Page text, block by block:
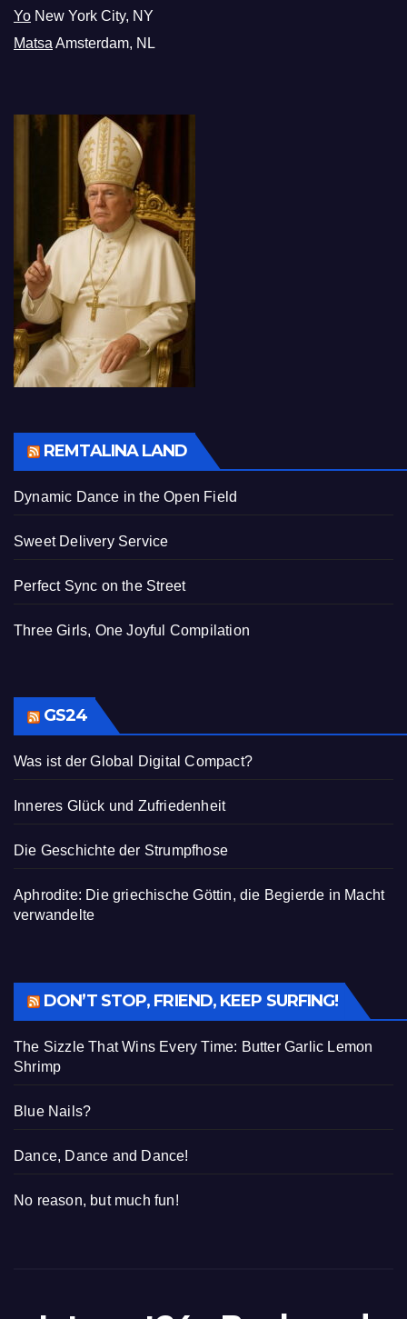
Yo New York City, NY
Matsa Amsterdam, NL
REMTALINA LAND
Dynamic Dance in the Open Field
Sweet Delivery Service
Perfect Sync on the Street
Three Girls, One Joyful Compilation
GS24
Was ist der Global Digital Compact?
Inneres Glück und Zufriedenheit
Die Geschichte der Strumpfhose
Aphrodite: Die griechische Göttin, die Begierde in Macht
verwandelte
DON’T STOP, FRIEND, KEEP SURFING!
The Sizzle That Wins Every Time: Butter Garlic Lemon
Shrimp
Blue Nails?
Dance, Dance and Dance!
No reason, but much fun!